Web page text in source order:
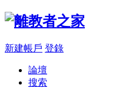
新建帳戶 登錄
論壇
搜索